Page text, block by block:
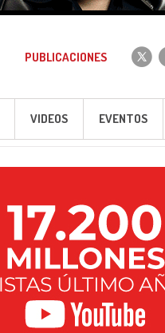
PUBLICACIONES
VIDEOS EVENTOS